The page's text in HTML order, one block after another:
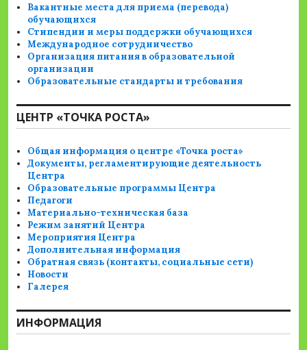
Вакантные места для приема (перевода)
обучающихся
Стипендии и меры поддержки обучающихся
Международное сотрудничество
Организация питания в образовательной
организации
Образовательные стандарты и требования
ЦЕНТР «ТОЧКА РОСТА»
Общая информация о центре «Точка роста»
Документы, регламентирующие деятельность
Центра
Образовательные программы Центра
Педагоги
Материально-техническая база
Режим занятий Центра
Мероприятия Центра
Дополнительная информация
Обратная связь (контакты, социальные сети)
Новости
Галерея
ИНФОРМАЦИЯ